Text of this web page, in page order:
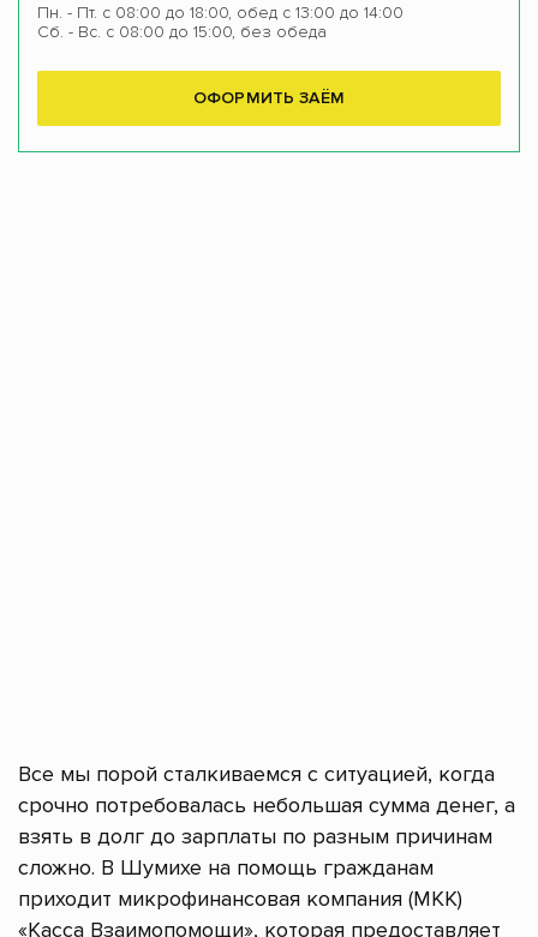
Пн. - Пт. с 08:00 до 18:00, обед с 13:00 до 14:00
Сб. - Вс. с 08:00 до 15:00, без обеда
ОФОРМИТЬ ЗАЁМ
Все мы порой сталкиваемся с ситуацией, когда
срочно потребовалась небольшая сумма денег, а
взять в долг до зарплаты по разным причинам
сложно. В Шумихе на помощь гражданам
приходит микрофинансовая компания (МКК)
«Касса Взаимопомощи», которая предоставляет